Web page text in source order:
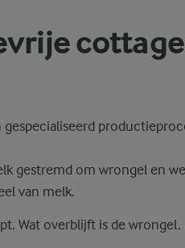
cottage
gestremd om wrongel en
van melk.
Wat overblijft is de wrongel.